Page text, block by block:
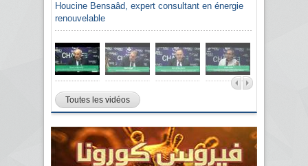
Houcine Bensaâd, expert consultant en énergie
renouvelable
Toutes les vidéos